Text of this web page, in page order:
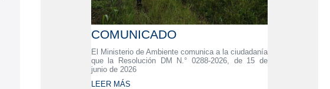
COMUNICADO
El Ministerio de Ambiente comunica a la ciudadanía
que la Resolución DM N.° 0288-2026, de 15 de
junio de 2026
LEER MÁS